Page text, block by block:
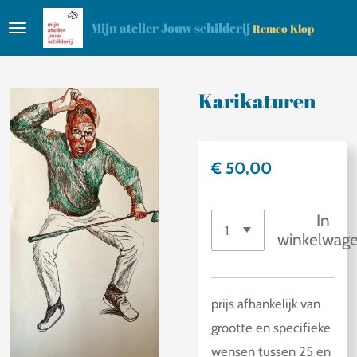
Ga
de
hoofdinhoud
Mijn atelier Jouw schilderij Remco Klop
Karikaturen
€ 50,00
In
prijs afhankelijk van
grootte en specifieke
wensen tussen 25 en